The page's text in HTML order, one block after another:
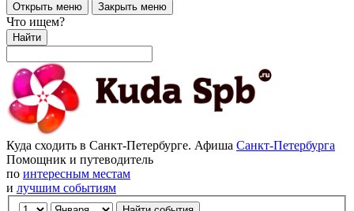
Открыть меню Закрыть меню
Что ищем?
Найти
Куда сходить в Санкт-Петербурге. Афиша Санкт-Петербурга
Помощник и путеводитель
по интересным местам
и лучшим событиям